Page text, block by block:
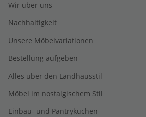
Wir über uns
Nachhaltigkeit
Unsere Möbelvariationen
Bestellung aufgeben
Alles über den Landhausstil
Möbel im nostalgischem Stil
Einbau- und Pantryküchen